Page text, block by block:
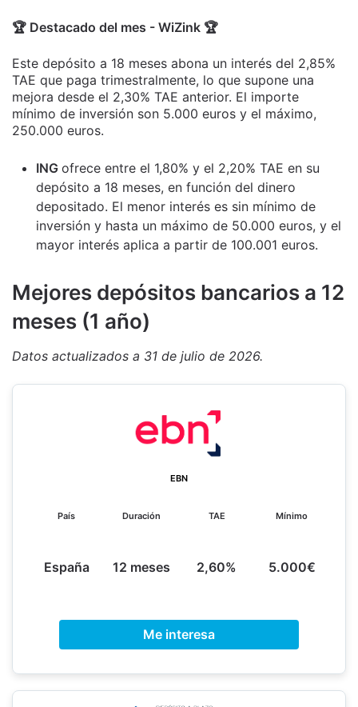
🏆 Destacado del mes - WiZink 🏆
Este depósito a 18 meses abona un interés del 2,85%
TAE que paga trimestralmente, lo que supone una
mejora desde el 2,30% TAE anterior. El importe
mínimo de inversión son 5.000 euros y el máximo,
250.000 euros.
ING ofrece entre el 1,80% y el 2,20% TAE en su
depósito a 18 meses, en función del dinero
depositado. El menor interés es sin mínimo de
inversión y hasta un máximo de 50.000 euros, y el
mayor interés aplica a partir de 100.001 euros.
Mejores depósitos bancarios a 12
meses (1 año)
Datos actualizados a 31 de julio de 2026.
EBN
País
España
Duración
12 meses
TAE
2,60%
Mínimo
5.000€
Me interesa